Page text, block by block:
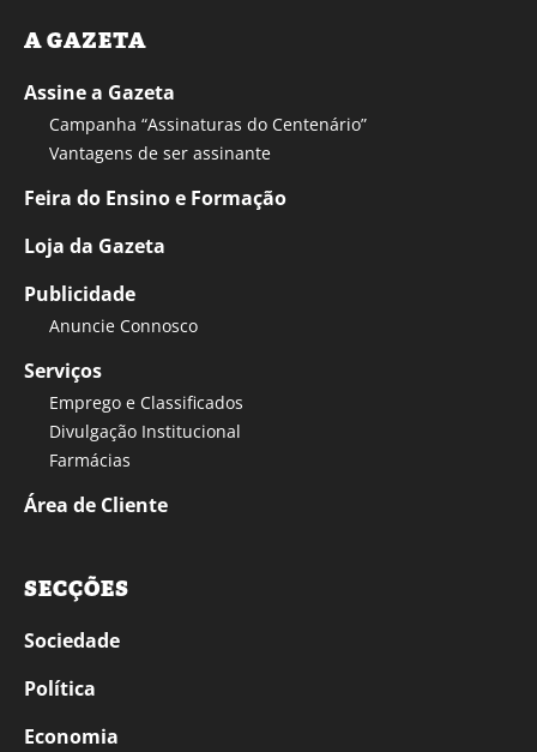
A GAZETA
Assine a Gazeta
Campanha “Assinaturas do Centenário”
Vantagens de ser assinante
Feira do Ensino e Formação
Loja da Gazeta
Publicidade
Anuncie Connosco
Serviços
Emprego e Classificados
Divulgação Institucional
Farmácias
Área de Cliente
SECÇÕES
Sociedade
Política
Economia